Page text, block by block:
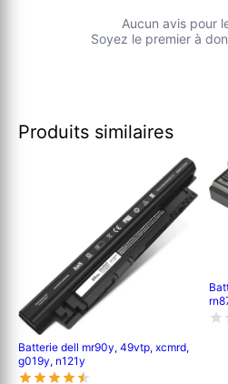
Aucun avis pour
Soyez le premier à
Produits similaires
Batterie dell mr90y, 49vtp, xcmrd,
g019y, n121y